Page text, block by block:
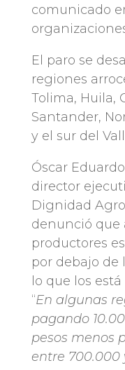
comunicado
El paro se
regiones
Tolima, Huila,
Santander,
y el sur del
Óscar
director
Dignidad
denunció que
productores
por debajo de
lo que los
“En algunas
pagando
pesos menos
entre 700.000